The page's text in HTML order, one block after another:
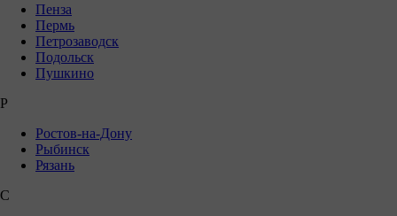
Пенза
Пермь
Петрозаводск
Подольск
Пушкино
Р
Ростов-на-Дону
Рыбинск
Рязань
С